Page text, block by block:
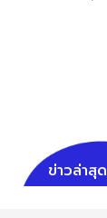
ข่าวล่าสุด